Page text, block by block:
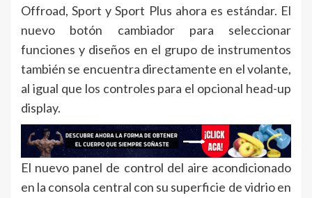
Offroad, Sport y Sport Plus ahora es estándar. El
nuevo botón cambiador para seleccionar
funciones y diseños en el grupo de instrumentos
también se encuentra directamente en el volante,
al igual que los controles para el opcional head-up
display.
El nuevo panel de control del aire acondicionado
en la consola central con su superficie de vidrio en